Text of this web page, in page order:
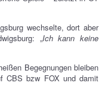
wechselte, dort aber
„Ich kann keine
Begegnungen bleiben
CBS bzw FOX und damit